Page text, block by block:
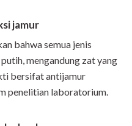
jamur
bahwa semua jenis
mengandung zat yang
bersifat antijamur
penelitian laboratorium.